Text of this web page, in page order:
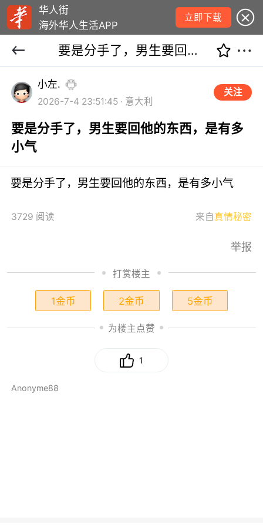
华人街
海外华人生活APP
立即下载
要是分手了，男生要回他的东西，是有多小气
小左.
2026-7-4 23:51:45 · 意大利
关注
要是分手了，男生要回他的东西，是有多
小气
要是分手了，男生要回他的东西，是有多小气
3729 阅读 来自真情秘密
举报
打赏楼主
1金币 2金币 5金币
为楼主点赞
1
Anonyme88